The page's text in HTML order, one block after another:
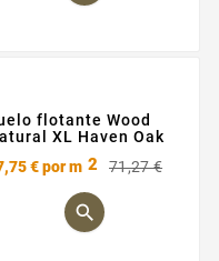
flotante Wood
XL Haven Oak
€por m 2 71,27 €
